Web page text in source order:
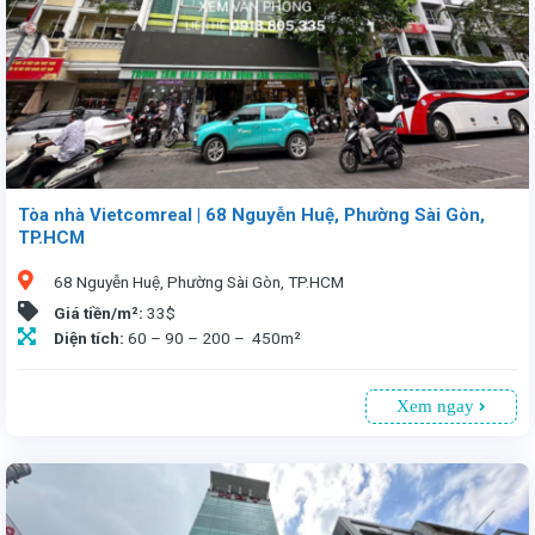
Tòa nhà Vietcomreal | 68 Nguyễn Huệ, Phường Sài Gòn,
TP.HCM
68 Nguyễn Huệ, Phường Sài Gòn, TP.HCM
Giá tiền/m²: 33$
Diện tích: 60 – 90 – 200 – 450m²
Xem ngay